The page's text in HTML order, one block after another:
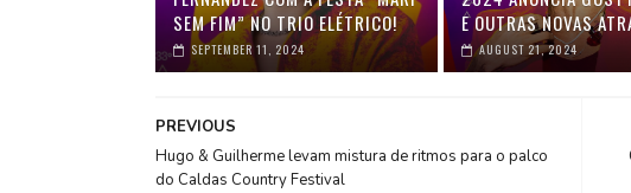
SEM FIM” NO TRIO ELÉTRICO!
SEPTEMBER 11, 2024
E OUTRAS NOVAS
AUGUST 21, 2024
PREVIOUS
Hugo & Guilherme levam mistura de ritmos para o palco
do Caldas Country Festival